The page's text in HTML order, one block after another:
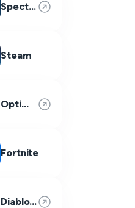
Spectrum
Steam
Optimum
Fortnite
Diablo 4